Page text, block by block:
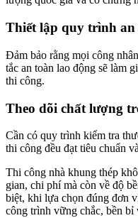
Thiết lập quy trình an
Đảm bảo rằng mọi công
tắc an toàn lao động sẽ làm
thi công.
Theo dõi chất lượng
Cần có quy trình kiểm tra
thi công đều đạt tiêu chuẩn
Thi công nhà khung thép
gian, chi phí mà còn về độ
biệt, khi lựa chọn đúng đơn
công trình vững chắc, bền bỉ